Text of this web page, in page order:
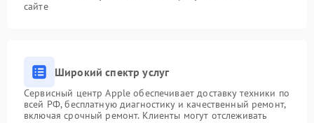
сайте
Широкий спектр услуг
Сервисный центр Apple обеспечивает доставку техники по
всей РФ, бесплатную диагностику и качественный ремонт,
включая срочный ремонт. Клиенты могут отслеживать